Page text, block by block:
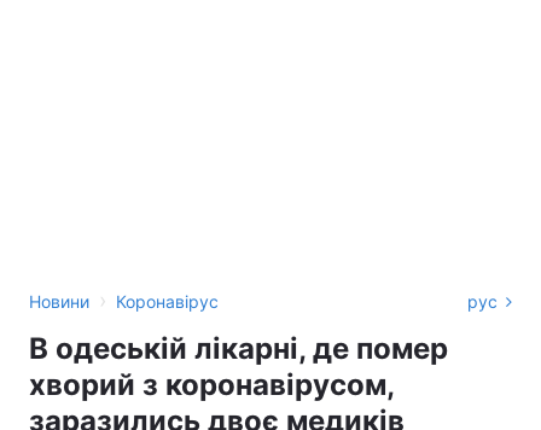
Новини › Коронавірус рус
В одеській лікарні, де помер
хворий з коронавірусом,
заразились двоє медиків